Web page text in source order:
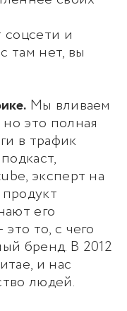
соцсети и
там нет, вы
Мы вливаем
это полная
в трафик
эксперт на
его
то, с чего
бренд. В 2012
и нас
людей.